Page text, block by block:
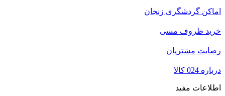
اماکن گردشگری زنجان
خرید ظروف مسی
رضایت مشتریان
درباره 024 کالا
اطلاعات مفید